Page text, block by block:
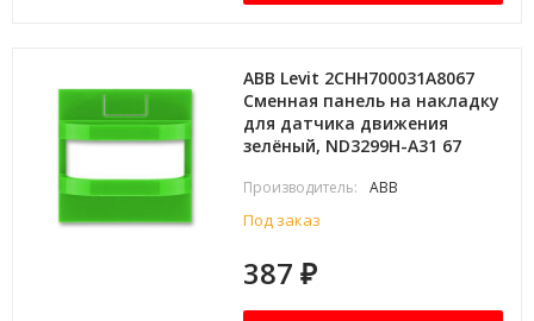
ABB Levit 2CHH700031A8067
Сменная панель на накладку
для датчика движения
зелёный, ND3299H-A31 67
Производитель: ABB
Под заказ
387₽